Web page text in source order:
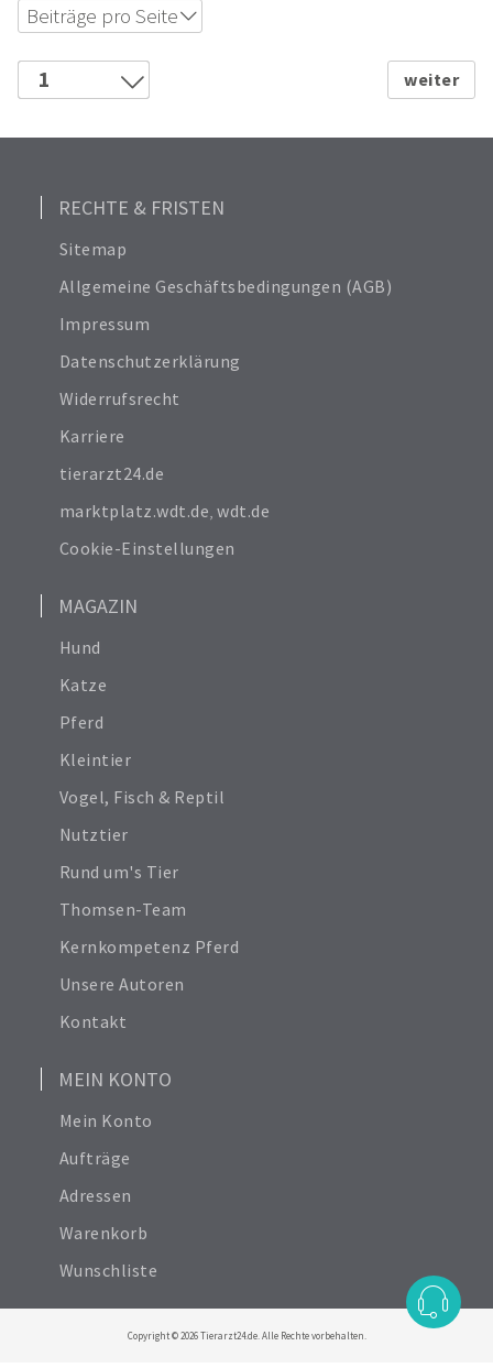
Beiträge pro Seite
18
24
Alle anzeigen
1
3
5
RECHTE & FRISTEN
Sitemap
Allgemeine Geschäftsbedingungen (AGB)
Impressum
Datenschutzerklärung
Widerrufsrecht
Karriere
tierarzt24.de
marktplatz.wdt.de ,wdt.de
Cookie-Einstellungen
MAGAZIN
Hund
Katze
Pferd
Kleintier
Vogel, Fisch & Reptil
Nutztier
Rund um's Tier
Thomsen-Team
Kernkompetenz Pferd
Unsere Autoren
Kontakt
MEIN KONTO
Mein Konto
Aufträge
Adressen
Warenkorb
Wunschliste
Copyright © 2026 Tierarzt24.de. Alle Rechte vorbehalten.